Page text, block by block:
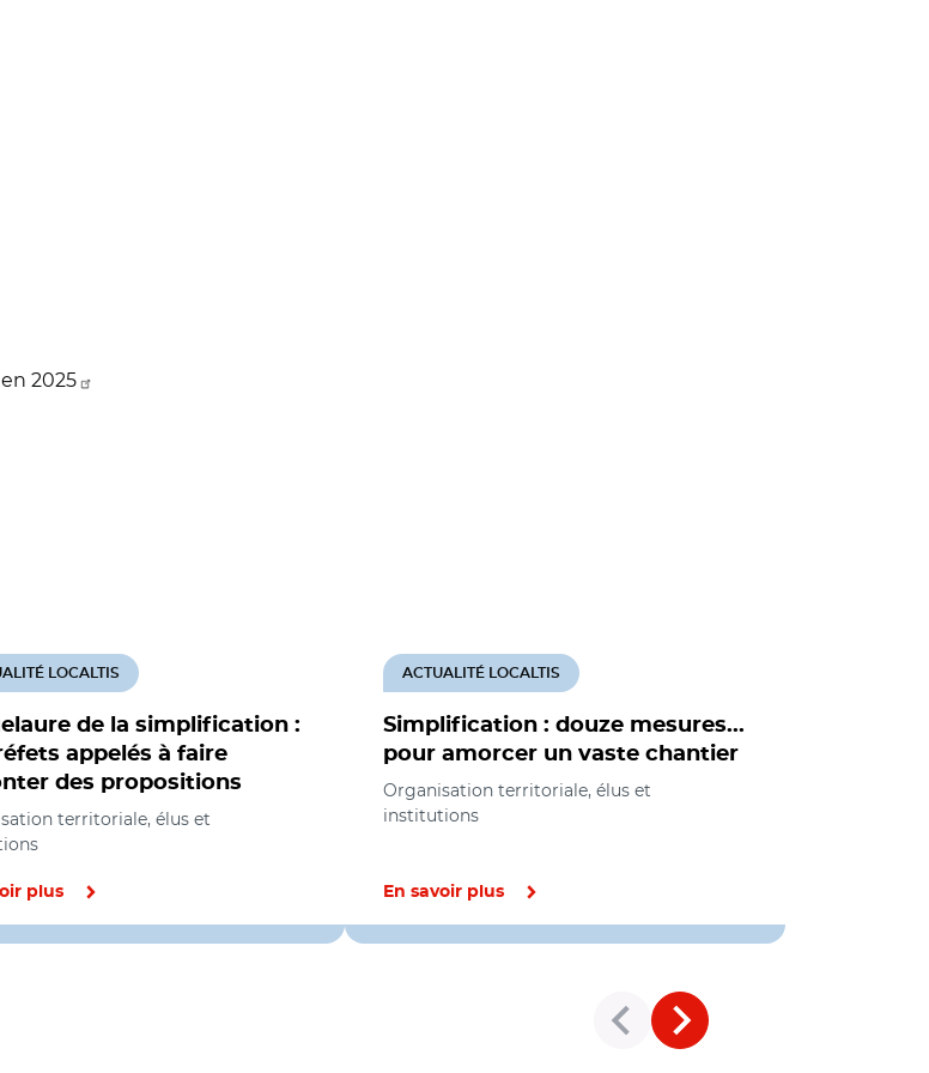
2025
de la simplification :
appelés à faire
des propositions
LOCALTIS
territoriale, élus et
plus
Simplification : douze mesures...
pour amorcer un vaste chantier
ACTUALITÉ LOCALTIS
Organisation territoriale, élus et
institutions
En savoir plus